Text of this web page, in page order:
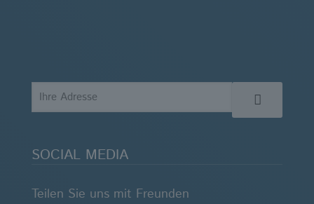
SOCIAL MEDIA
Teilen Sie uns mit Freunden